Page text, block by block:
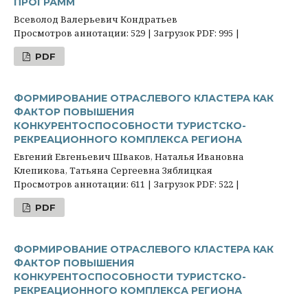
Всеволод Валерьевич Кондратьев
Просмотров аннотации: 529 | Загрузок PDF: 995 |
PDF
ФОРМИРОВАНИЕ ОТРАСЛЕВОГО КЛАСТЕРА КАК
ФАКТОР ПОВЫШЕНИЯ
КОНКУРЕНТОСПОСОБНОСТИ ТУРИСТСКО-
РЕКРЕАЦИОННОГО КОМПЛЕКСА РЕГИОНА
Евгений Евгеньевич Шваков, Наталья Ивановна
Клепикова, Татьяна Сергеевна Зяблицкая
Просмотров аннотации: 611 | Загрузок PDF: 522 |
PDF
ФОРМИРОВАНИЕ ОТРАСЛЕВОГО КЛАСТЕРА КАК
ФАКТОР ПОВЫШЕНИЯ
КОНКУРЕНТОСПОСОБНОСТИ ТУРИСТСКО-
РЕКРЕАЦИОННОГО КОМПЛЕКСА РЕГИОНА